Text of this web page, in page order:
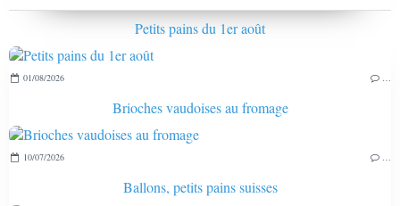
Petits pains du 1er août
01/08/2026 …
Brioches vaudoises au fromage
10/07/2026 …
Ballons, petits pains suisses